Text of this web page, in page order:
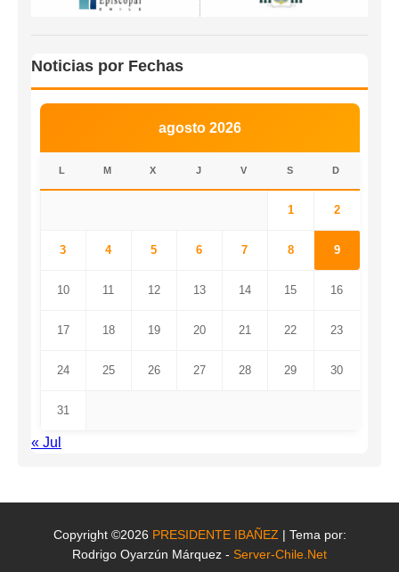
Noticias por Fechas
agosto 2026
L M X J V S D
1 2
3 4 5 6 7 8 9
10 11 12 13 14 15 16
17 18 19 20 21 22 23
24 25 26 27 28 29 30
31
« Jul
Copyright ©2026 PRESIDENTE IBAÑEZ | Tema por:
Rodrigo Oyarzún Márquez - Server-Chile.Net